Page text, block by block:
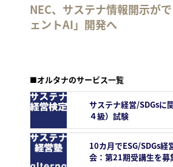
NEC、サステナ情報開示が
ェントAI」開発へ
■オルタナのサービス一覧
サステナ経営/SDGsに
４級）試験
10カ月でESG/SDGs経
会：第21期受講生を募